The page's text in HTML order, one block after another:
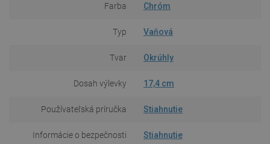
Farba Chróm
Typ Vaňová
Tvar Okrúhly
Dosah výlevky 17,4 cm
Používateľská príručka Stiahnutie
Informácie o bezpečnosti Stiahnutie